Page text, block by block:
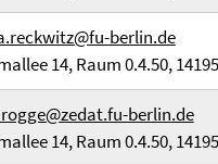
berlin.de
14, Raum 0.4.50,
berlin.de
14, Raum 0.4.50,